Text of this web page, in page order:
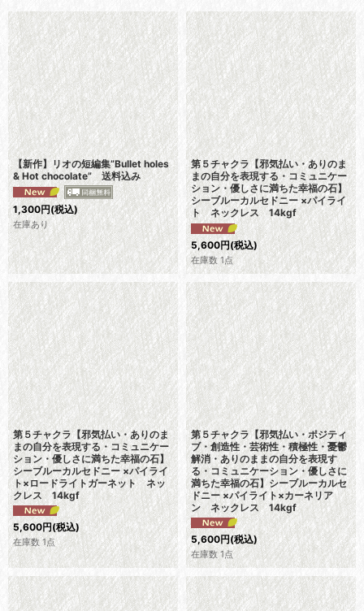
【新作】リオの短編集”Bullet holes
& Hot chocolate” 送料込み
1,300円(税込)
在庫あり
第５チャクラ【邪気払い・ありのま
まの自分を表現する・コミュニケー
ション・優しさに満ちた幸福の石】
シーブルーカルセドニー ×パイライ
ト ネックレス 14kgf
5,600円(税込)
在庫数 1点
第５チャクラ【邪気払い・ありのま
まの自分を表現する・コミュニケー
ション・優しさに満ちた幸福の石】
シーブルーカルセドニー ×パイライ
ト×ロードライトガーネット ネッ
クレス 14kgf
5,600円(税込)
在庫数 1点
第５チャクラ【邪気払い・ポジティ
ブ・創造性・芸術性・積極性・憂鬱
解消・ありのままの自分を表現す
る・コミュニケーション・優しさに
満ちた幸福の石】シーブルーカルセ
ドニー ×パイライト×カーネリア
ン ネックレス 14kgf
5,600円(税込)
在庫数 1点